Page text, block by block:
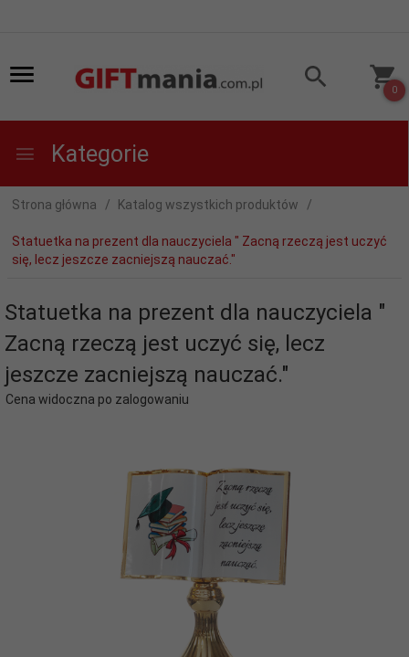
0
Kategorie
Strona główna Katalog wszystkich produktów
Statuetka na prezent dla nauczyciela " Zacną rzeczą jest uczyć
się, lecz jeszcze zacniejszą nauczać."
Statuetka na prezent dla nauczyciela "
Zacną rzeczą jest uczyć się, lecz
jeszcze zacniejszą nauczać."
Cena widoczna po zalogowaniu